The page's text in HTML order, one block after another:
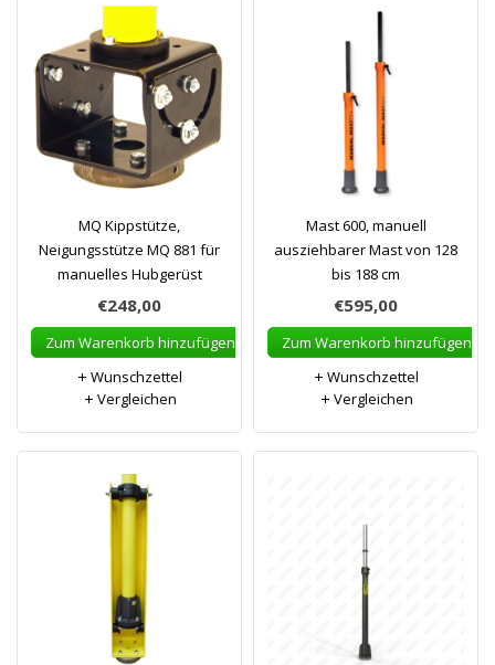
MQ Kippstütze,
Neigungsstütze MQ 881 für
manuelles Hubgerüst
€248,00
Zum Warenkorb hinzufügen
Wunschzettel
Vergleichen
Mast 600, manuell
ausziehbarer Mast von 128
bis 188 cm
€595,00
Zum Warenkorb hinzufügen
Wunschzettel
Vergleichen